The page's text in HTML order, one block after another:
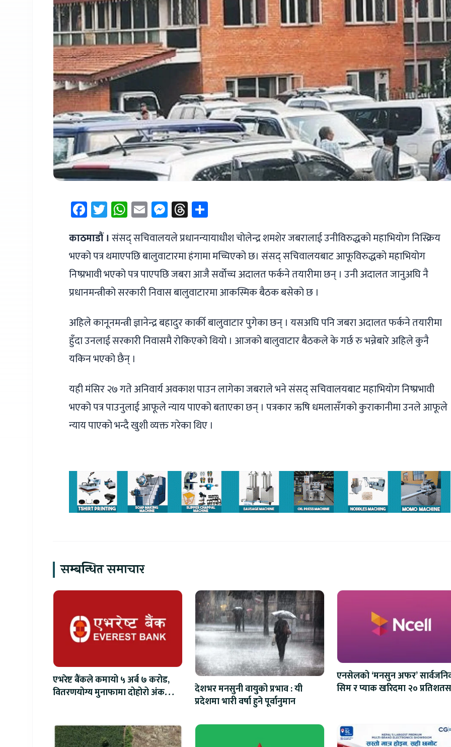
Facebook
Twitter
WhatsApp
EmailMessenger
Threads
काठमाडौं । संसद् सचिवालयले प्रधानन्यायाधीश चोलेन्द्र शमशेर जबरालाई उनीविरुद्धको महाभियोग निस्क्रिय
भएको पत्र थमाएपछि बालुवाटारमा हंगामा मच्चिएको छ। संसद् सचिवालयबाट आफूविरुद्धको महाभियोग
निष्प्रभावी भएको पत्र पाएपछि जबरा आजै सर्वोच्च अदालत फर्कने तयारीमा छन् । उनी अदालत जानुअघि नै
प्रधानमन्त्रीको सरकारी निवास बालुवाटारमा आकस्मिक बैठक बसेको छ ।
अहिले कानूनमन्त्री ज्ञानेन्द्र बहादुर कार्की बालुवाटार पुगेका छन् । यसअघि पनि जबरा अदालत फर्कने तयारीमा
हुँदा उनलाई सरकारी निवासमै रोकिएको थियो । आजको बालुवाटार बैठकले के गर्छ रु भन्नेबारे अहिले कुनै
यकिन भएको छैन् ।
यही मंसिर २७ गते अनिवार्य अवकाश पाउन लागेका जबराले भने संसद् सचिवालयबाट महाभियोग निष्प्रभावी
भएको पत्र पाउनुलाई आफूले न्याय पाएको बताएका छन् । पत्रकार ऋषि धमलासँगको कुराकानीमा उनले आफूले
न्याय पाएको भन्दै खुशी व्यक्त गरेका थिए ।
सम्बन्धित समाचार
एभरेष्ट बैंकले कमायो ५ अर्ब ७ करोड,
वितरणयोग्य मुनाफामा दोहोरो अंकको
देशभर मनसुनी वायुको प्रभाव : यी
प्रदेशमा भारी वर्षा हुने पूर्वानुमान
एनसेलको ‘मनसुन अफर’
सिम र प्याक खरिदमा २०